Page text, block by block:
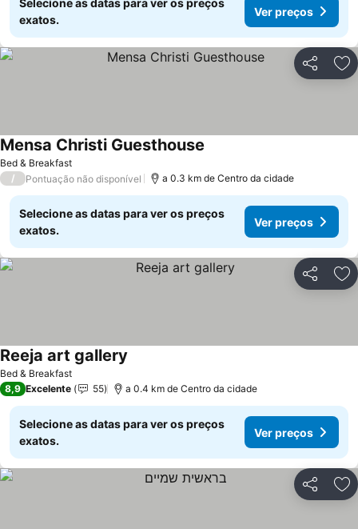
Selecione as datas para ver os preços
exatos.
Ver preços
Partilhar
Bed & Breakfast
Mensa Christi Guesthouse
/ Pontuação não disponível a 0.3 km de Centro da cidade
Selecione as datas para ver os preços
exatos.
Ver preços
Partilhar
Bed & Breakfast
Reeja art gallery
8,9 Excelente 55 a 0.4 km de Centro da cidade
Selecione as datas para ver os preços
exatos.
Ver preços
Partilhar